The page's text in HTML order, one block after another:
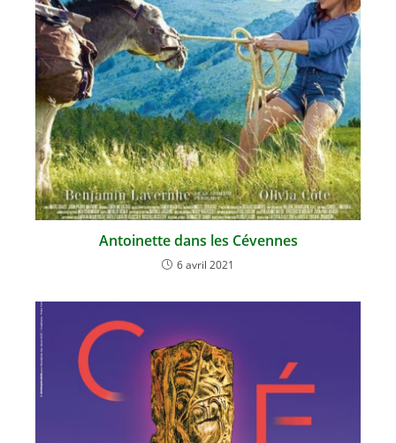
Antoinette dans les Cévennes
6 avril 2021